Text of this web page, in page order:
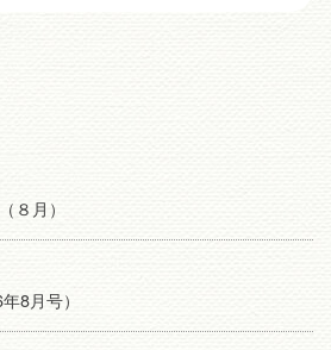
８月）
8月号）